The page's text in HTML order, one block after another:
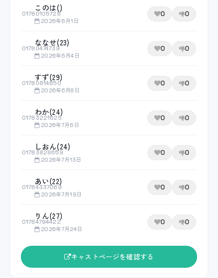
01780105728
このは()
2026年6月1日
0 0
01780474739
ななせ(23)
2026年6月4日
0 0
01780814850
すず(29)
2026年6月8日
0 0
01783221625
わか(24)
2026年7月6日
0 0
01783828659
しおん(24)
2026年7月13日
0 0
01784337069
あい(22)
2026年7月19日
0 0
01784794422
りん(27)
2026年7月24日
0 0
キャストページを確認する